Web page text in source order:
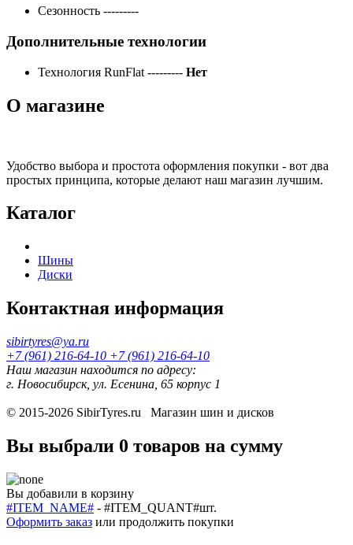
Сезонность ---------
Дополнительные технологии
Технология RunFlat --------- Нет
О магазине
Удобство выбора и простота оформления покупки - вот два
простых принципа, которые делают наш магазин лучшим.
Каталог
Шины
Диски
Контактная информация
sibirtyres@ya.ru
+7 (961) 216-64-10 +7 (961) 216-64-10
Наш магазин находится по адресу:
г. Новосибирск, ул. Есенина, 65 корпус 1
© 2015-2026 SibirTyres.ru Магазин шин и дисков
Вы выбрали 0 товаров на сумму
Вы добавили в корзину
#ITEM_NAME# - #ITEM_QUANT#шт.
Оформить заказ или продолжить покупки